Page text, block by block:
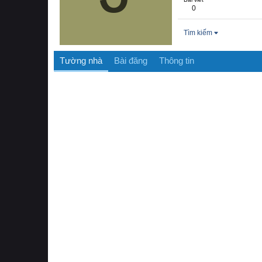
0
Tìm kiếm
Tường nhà Bài đăng Thông tin